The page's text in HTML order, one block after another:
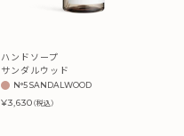
ハンドソープ
サンダルウッド
N°5 SANDALWOOD
¥3,630（税込）